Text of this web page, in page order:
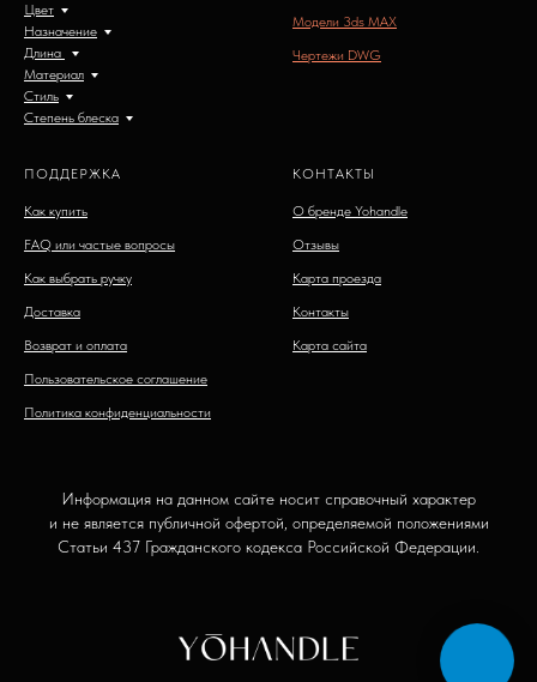
Цвет
Назначение
Длина
Материал
Стиль
Степень блеска
Модели 3ds MAX
Чертежи DWG
ПОДДЕРЖКА
Как купить
FAQ или частые вопросы
Как выбрать ручку
Доставка
Возврат и оплата
Пользовательское соглашение
Политика конфиденциальности
КОНТАКТЫ
О бренде Yohandle
Отзывы
Карта проезда
Контакты
Карта сайта
Информация на данном сайте носит справочный характер
и не является публичной офертой, определяемой положениями
Статьи 437 Гражданского кодекса Российской Федерации.